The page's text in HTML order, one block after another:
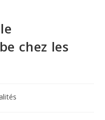
chez les